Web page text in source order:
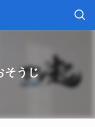
そうじ